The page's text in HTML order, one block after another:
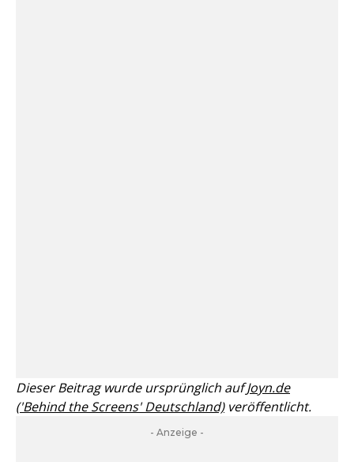
Dieser Beitrag wurde ursprünglich aufJoyn.de
('Behind the Screens' Deutschland)veröffentlicht.
- Anzeige -